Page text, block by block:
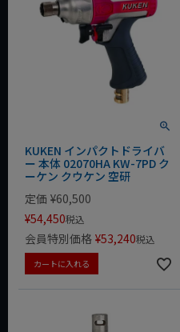
KUKEN インパクトドライバ
ー 本体 02070HA KW-7PD ク
ーケン クウケン 空研
定価 ¥60,500
¥54,450税込
会員特別価格 ¥53,240税込
カートに入れる